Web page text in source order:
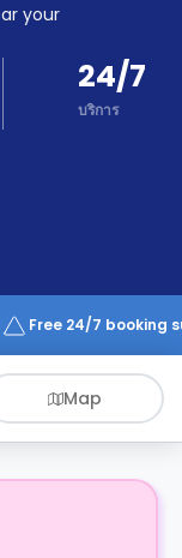
your
24/7
บริการ
Free 24/7 booking
Map